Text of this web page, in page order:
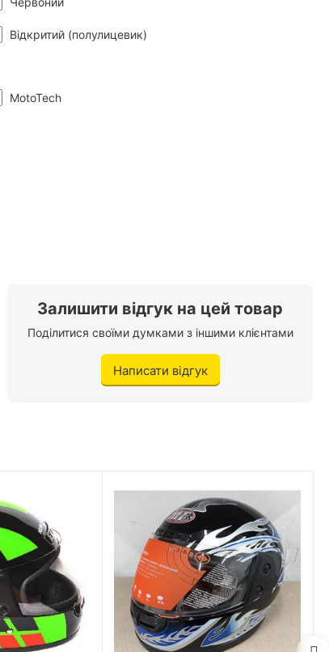
Відкритий (полулицевик)
MotoTech
Залишити відгук на цей товар
Поділитися своїми думками з іншими клієнтами
Написати відгук